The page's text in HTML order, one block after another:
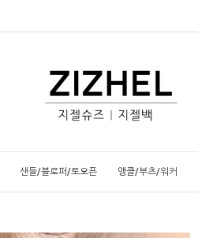
샌들/블로퍼/토오픈 앵클/부츠/워커